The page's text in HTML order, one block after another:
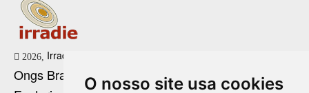
O nosso site usa cookies
2026, Irradie Marketing Digital
Ongs Brasil